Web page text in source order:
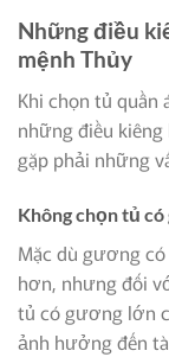
Những điều
mệnh Thủy
Khi chọn tủ quần
những điều
gặp phải những
Không chọn tủ
Mặc dù gương
hơn, nhưng đối
tủ có gương lớn
ảnh hưởng đến